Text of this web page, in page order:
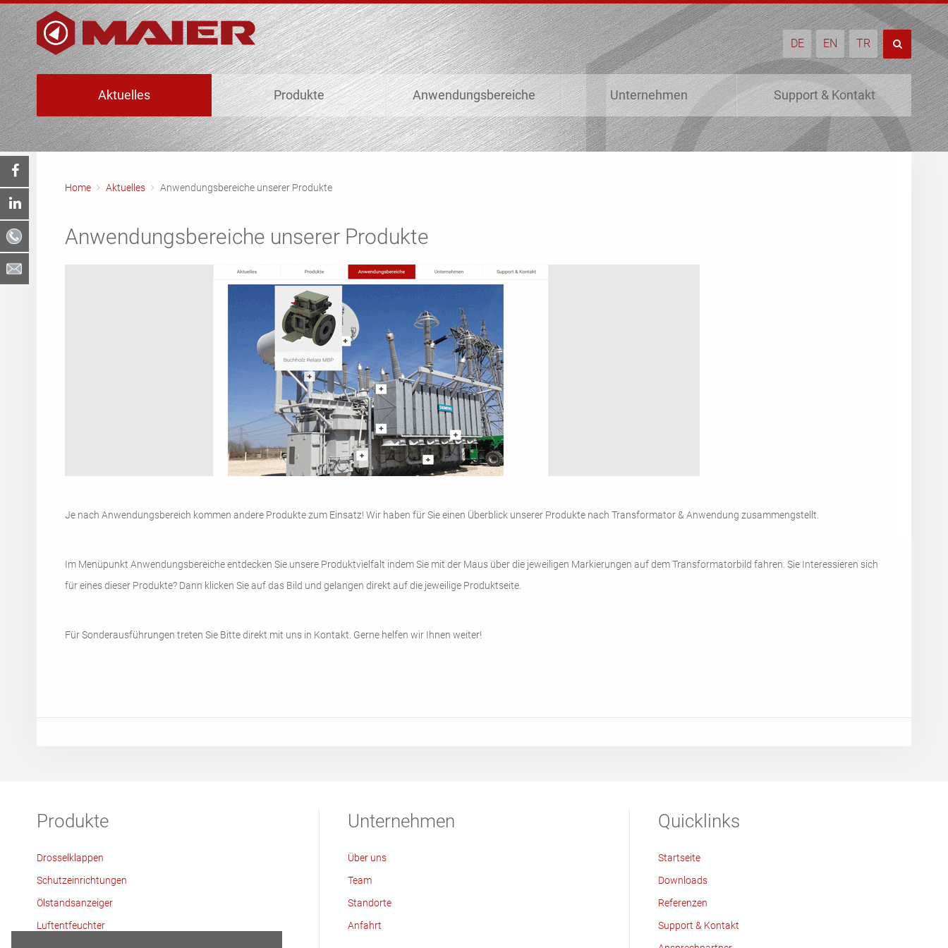
DE EN TR
Aktuelles Produkte Anwendungsbereiche Unternehmen Support & Kontakt
Home Aktuelles Anwendungsbereiche unserer Produkte
Anwendungsbereiche unserer Produkte
Je nach Anwendungsbereich kommen andere Produkte zum Einsatz! Wir haben für Sie einen Überblick unserer Produkte nach Transformator & Anwendung zusammengstellt.
Im Menüpunkt Anwendungsbereiche entdecken Sie unsere Produktvielfalt indem Sie mit der Maus über die jeweiligen Markierungen auf dem Transformatorbild fahren. Sie Interessieren sich
für eines dieser Produkte? Dann klicken Sie auf das Bild und gelangen direkt auf die jeweilige Produktseite.
Für Sonderausführungen treten Sie Bitte direkt mit uns in Kontakt. Gerne helfen wir Ihnen weiter!
Produkte
Drosselklappen
Schutzeinrichtungen
Ölstandsanzeiger
Luftentfeuchter
Unternehmen
Über uns
Team
Standorte
Anfahrt
Quicklinks
Startseite
Downloads
Referenzen
Support & Kontakt